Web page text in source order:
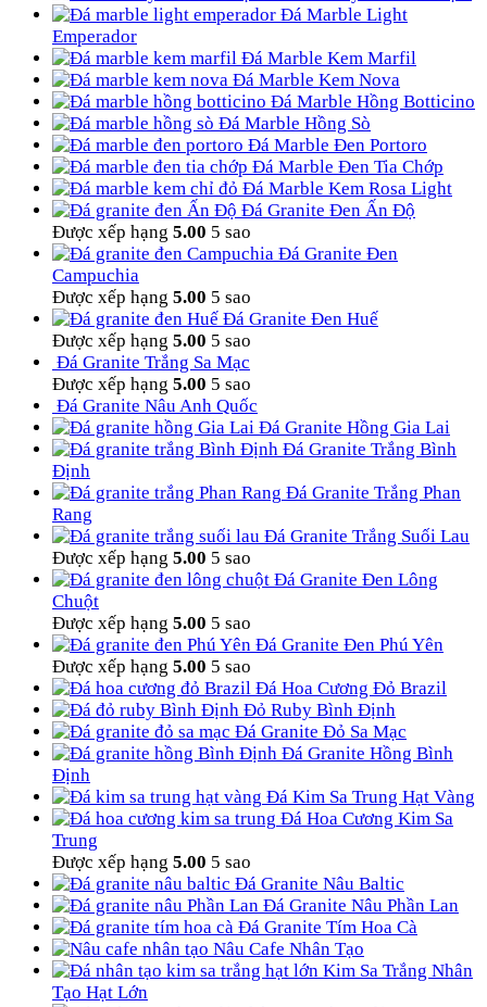
Đá Marble Light
Emperador
Đá Marble Kem Marfil
Đá Marble Kem Nova
Đá Marble Hồng Botticino
Đá Marble Hồng Sò
Đá Marble Đen Portoro
Đá Marble Đen Tia Chớp
Đá Marble Kem Rosa Light
Đá Granite Đen Ấn Độ
Được xếp hạng 5.00 5 sao
Đá Granite Đen
Campuchia
Được xếp hạng 5.00 5 sao
Đá Granite Đen Huế
Được xếp hạng 5.00 5 sao
Đá Granite Trắng Sa Mạc
Được xếp hạng 5.00 5 sao
Đá Granite Nâu Anh Quốc
Đá Granite Hồng Gia Lai
Đá Granite Trắng Bình
Định
Đá Granite Trắng Phan
Rang
Đá Granite Trắng Suối Lau
Được xếp hạng 5.00 5 sao
Đá Granite Đen Lông
Chuột
Được xếp hạng 5.00 5 sao
Đá Granite Đen Phú Yên
Được xếp hạng 5.00 5 sao
Đá Hoa Cương Đỏ Brazil
Đỏ Ruby Bình Định
Đá Granite Đỏ Sa Mạc
Đá Granite Hồng Bình
Định
Đá Kim Sa Trung Hạt Vàng
Đá Hoa Cương Kim Sa
Trung
Được xếp hạng 5.00 5 sao
Đá Granite Nâu Baltic
Đá Granite Nâu Phần Lan
Đá Granite Tím Hoa Cà
Nâu Cafe Nhân Tạo
Kim Sa Trắng Nhân
Tạo Hạt Lớn